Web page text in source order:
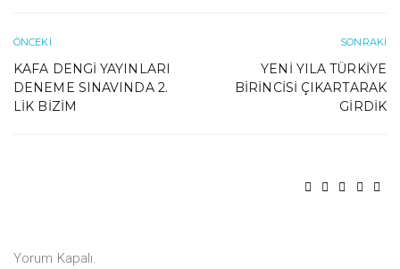
ÖNCEKI
KAFA DENGI YAYINLARI
DENEME SINAVINDA 2.
LIK BIZIM
SONRAKI
YENI YILA TÜRKIYE
BIRINCISI ÇIKARTARAK
GIRDIK
Yorum Kapalı.